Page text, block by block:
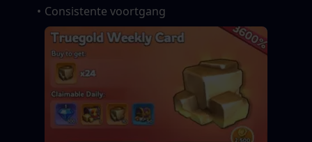
Consistente voortgang